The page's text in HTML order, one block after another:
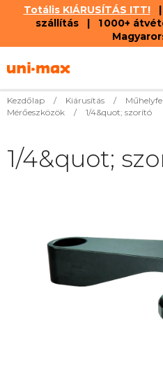
Totális KIÁRUSÍTÁS ITT!|
szállítás | 1 000+
tartalomhoz
Kezdőlap / Kiárusítás /
Mérőeszközök
/ 1/4&quot; szorító
1/4&quot;